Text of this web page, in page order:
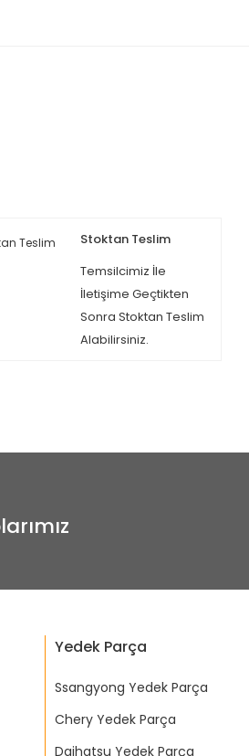
Stoktan Teslim
Temsilcimiz İle
İletişime Geçtikten
Sonra Stoktan Teslim
Alabilirsiniz.
Yedek Parça
Ssangyong Yedek Parça
Chery Yedek Parça
Daihatsu Yedek Parça